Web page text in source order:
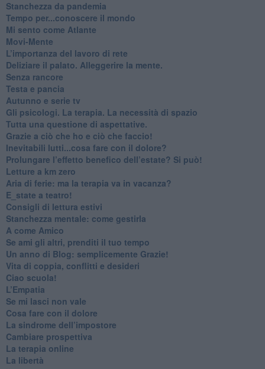
Stanchezza da pandemia
​Tempo per...conoscere il mondo
​Mi sento come Atlante
​Movi-Mente
​L’importanza del lavoro di rete
​Deliziare il palato. Alleggerire la mente.
​Senza rancore
​Testa e pancia
​Autunno e serie tv
​Gli psicologi. La terapia. La necessità di spazio
​Tutta una questione di aspettative.
​Grazie a ciò che ho e ciò che faccio!
​Inevitabili lutti...cosa fare con il dolore?
Prolungare l’effetto benefico dell’estate? Si può!
​Letture a km zero
​Aria di ferie: ma la terapia va in vacanza?
​E_state a teatro!
​Consigli di lettura estivi
​Stanchezza mentale: come gestirla
​A come Amico
​Se ami gli altri, prenditi il tuo tempo
​Un anno di Blog: semplicemente Grazie!
​Vita di coppia, conflitti e desideri
​Ciao scuola!
​L’Empatia
​Se mi lasci non vale
Cosa fare con il dolore
​La sindrome dell’impostore
​Cambiare prospettiva
La terapia online
La libertà